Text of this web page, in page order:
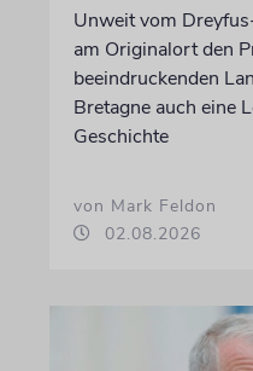
Unweit vom
am Originalort den
beeindruckenden
Bretagne auch eine
Geschichte
von Mark Feldon
02.08.2026